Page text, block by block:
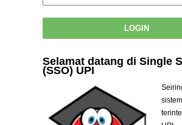
Selamat datang di Single
(SSO) UPI